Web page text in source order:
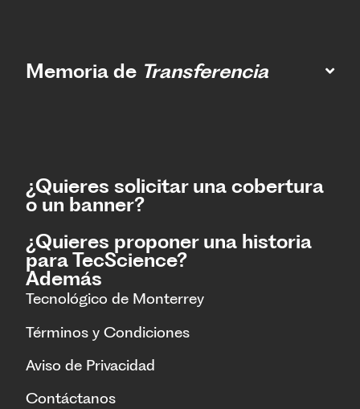
Memoria de Transferencia
¿Quieres solicitar una cobertura
o un banner?
¿Quieres proponer una historia
para TecScience?
Además
Tecnológico de Monterrey
Términos y Condiciones
Aviso de Privacidad
Contáctanos